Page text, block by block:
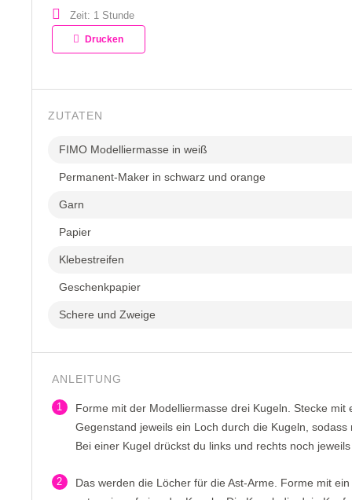
Zeit: 1 Stunde
Drucken
ZUTATEN
FIMO Modelliermasse in weiß
Permanent-Maker in schwarz und orange
Garn
Papier
Klebestreifen
Geschenkpapier
Schere und Zweige
ANLEITUNG
1
Forme mit der Modelliermasse drei Kugeln. Stecke
Gegenstand jeweils ein Loch durch die Kugeln,
Bei einer Kugel drückst du links und rechts noch
2
Das werden die Löcher für die Ast-Arme. Forme mit